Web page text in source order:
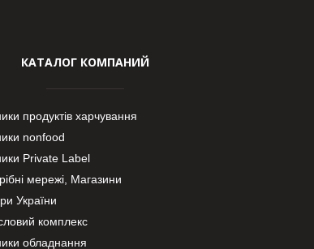
КАТАЛОГ КОМПАНИЙ
продуктів харчування
nonfood
Private Label
мережі, Магазини
України
комплекс
обладнання